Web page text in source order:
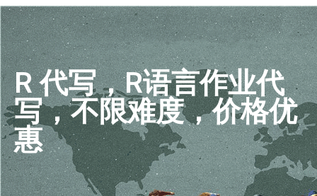
R 代写，R语言作业代
写，不限难度，价格优
惠